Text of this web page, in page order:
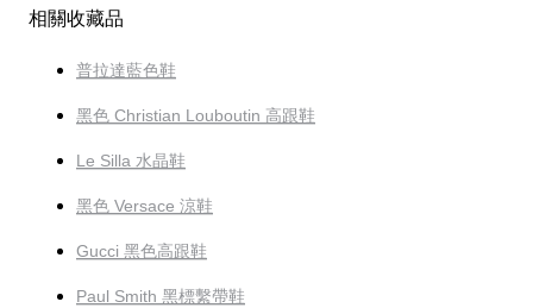
相關收藏品
普拉達藍色鞋
黑色 Christian Louboutin 高跟鞋
Le Silla 水晶鞋
黑色 Versace 涼鞋
Gucci 黑色高跟鞋
Paul Smith 黑標繫帶鞋